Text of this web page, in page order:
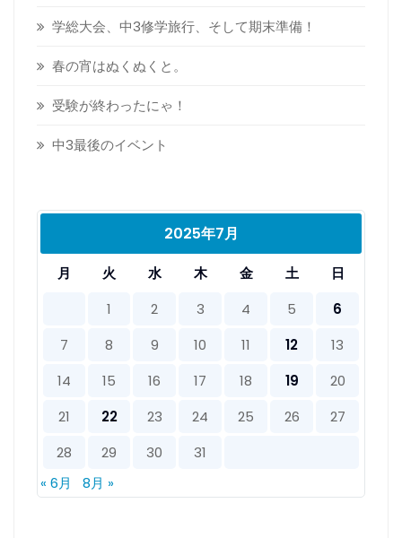
学総大会、中3修学旅行、そして期末準備！
春の宵はぬくぬくと。
受験が終わったにゃ！
中3最後のイベント
2025年7月
月 火 水 木 金 土
日
1
2 3 4 5
6
7
8 9 10 11 12
13
14
15 16 17 18 19
20
21
22 23 24 25 26
27
28
29 30
31
« 6月
8月 »